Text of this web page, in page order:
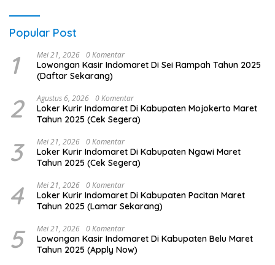
Popular Post
1 Mei 21, 2026 0 Komentar
Lowongan Kasir Indomaret Di Sei Rampah Tahun 2025
(Daftar Sekarang)
2 Agustus 6, 2026 0 Komentar
Loker Kurir Indomaret Di Kabupaten Mojokerto Maret
Tahun 2025 (Cek Segera)
3 Mei 21, 2026 0 Komentar
Loker Kurir Indomaret Di Kabupaten Ngawi Maret
Tahun 2025 (Cek Segera)
4 Mei 21, 2026 0 Komentar
Loker Kurir Indomaret Di Kabupaten Pacitan Maret
Tahun 2025 (Lamar Sekarang)
5 Mei 21, 2026 0 Komentar
Lowongan Kasir Indomaret Di Kabupaten Belu Maret
Tahun 2025 (Apply Now)